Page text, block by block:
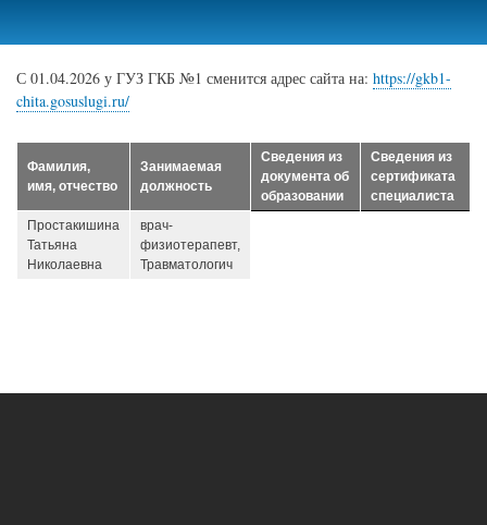
содержанию
С 01.04.2026 у ГУЗ ГКБ №1 сменится адрес сайта на: https://gkb1-
chita.gosuslugi.ru/
Фамилия,
имя, отчество
Занимаемая
должность
Сведения из
документа об
образовании
Сведения из
сертификата
специалиста
Простакишина
Татьяна
Николаевна
врач-
физиотерапевт,
Травматологич